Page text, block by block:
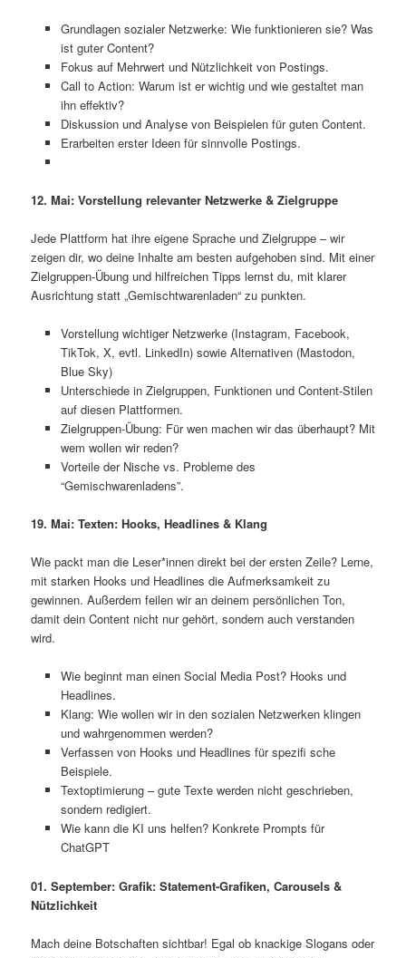
Grundlagen sozialer Netzwerke: Wie funktionieren sie? Was
ist guter Content?
Fokus auf Mehrwert und Nützlichkeit von Postings.
Call to Action: Warum ist er wichtig und wie gestaltet man
ihn effektiv?
Diskussion und Analyse von Beispielen für guten Content.
Erarbeiten erster Ideen für sinnvolle Postings.
12. Mai: Vorstellung relevanter Netzwerke & Zielgruppe
Jede Plattform hat ihre eigene Sprache und Zielgruppe – wir
zeigen dir, wo deine Inhalte am besten aufgehoben sind. Mit einer
Zielgruppen-Übung und hilfreichen Tipps lernst du, mit klarer
Ausrichtung statt „Gemischtwarenladen“ zu punkten.
Vorstellung wichtiger Netzwerke (Instagram, Facebook,
TikTok, X, evtl. LinkedIn) sowie Alternativen (Mastodon,
Blue Sky)
Unterschiede in Zielgruppen, Funktionen und Content-Stilen
auf diesen Plattformen.
Zielgruppen-Übung: Für wen machen wir das überhaupt? Mit
wem wollen wir reden?
Vorteile der Nische vs. Probleme des
“Gemischwarenladens”.
19. Mai: Texten: Hooks, Headlines & Klang
Wie packt man die Leser*innen direkt bei der ersten Zeile? Lerne,
mit starken Hooks und Headlines die Aufmerksamkeit zu
gewinnen. Außerdem feilen wir an deinem persönlichen Ton,
damit dein Content nicht nur gehört, sondern auch verstanden
wird.
Wie beginnt man einen Social Media Post? Hooks und
Headlines.
Klang: Wie wollen wir in den sozialen Netzwerken klingen
und wahrgenommen werden?
Verfassen von Hooks und Headlines für spezifi sche
Beispiele.
Textoptimierung – gute Texte werden nicht geschrieben,
sondern redigiert.
Wie kann die KI uns helfen? Konkrete Prompts für
ChatGPT
01. September: Grafik: Statement-Grafiken, Carousels &
Nützlichkeit
Mach deine Botschaften sichtbar! Egal ob knackige Slogans oder